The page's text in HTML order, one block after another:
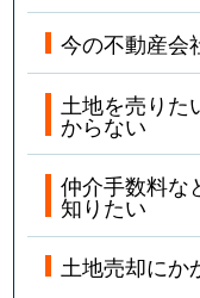
今の不動産会
土地を売りた
からない
仲介手数料な
知りたい
土地売却にか